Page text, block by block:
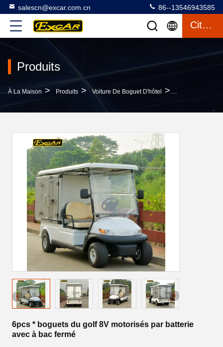
salescn@excar.com.cn 86--13546943585
Citation
Produits
À La Maison > Produits > Voiture De Boguet D'hôtel >
6pcs * boguets du golf 8V motorisés par batterie
avec à bac fermé